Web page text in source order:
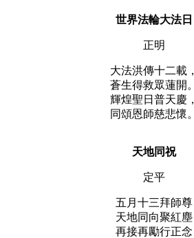
世界法輪大法日
正明
大法洪傳十二載，
蒼生得救眾蓮開。
輝煌聖日普天慶，
同頌恩師慈悲懷。
天地同祝
定平
五月十三拜師尊
天地同向聚紅塵
再接再勵行正念